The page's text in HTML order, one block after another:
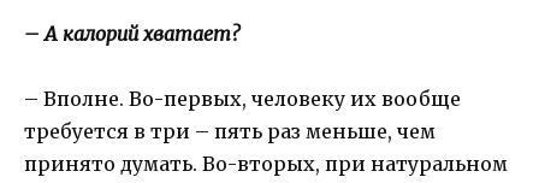
– А калорий хватает?
– Вполне. Во-первых, человеку их вообще
требуется в три – пять раз меньше, чем
принято думать. Во-вторых, при натуральном